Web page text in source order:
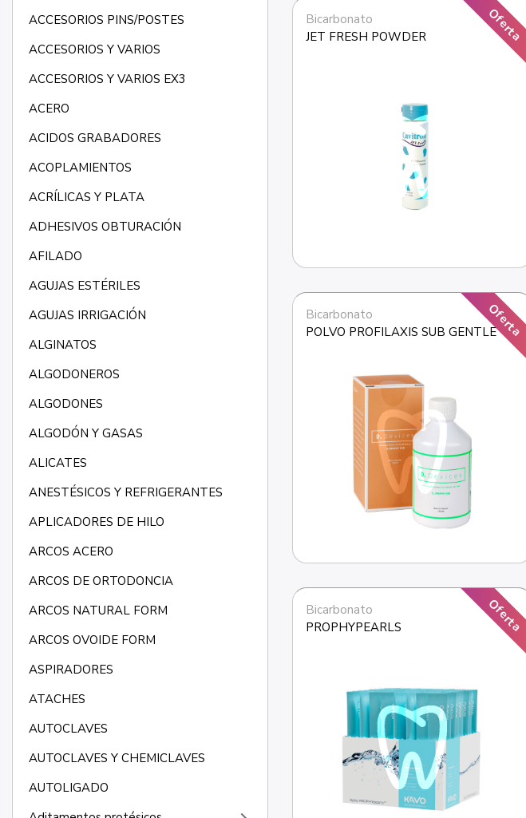
ACCESORIOS PINS/POSTES
ACCESORIOS Y VARIOS
ACCESORIOS Y VARIOS EX3
ACERO
ACIDOS GRABADORES
ACOPLAMIENTOS
ACRÍLICAS Y PLATA
ADHESIVOS OBTURACIÓN
AFILADO
AGUJAS ESTÉRILES
AGUJAS IRRIGACIÓN
ALGINATOS
ALGODONEROS
ALGODONES
ALGODÓN Y GASAS
ALICATES
ANESTÉSICOS Y REFRIGERANTES
APLICADORES DE HILO
ARCOS ACERO
ARCOS DE ORTODONCIA
ARCOS NATURAL FORM
ARCOS OVOIDE FORM
ASPIRADORES
ATACHES
AUTOCLAVES
AUTOCLAVES Y CHEMICLAVES
AUTOLIGADO
Oferta
Bicarbonato
JET FRESH POWDER
Oferta
Bicarbonato
POLVO PROFILAXIS SUB GENTLE
Oferta
Bicarbonato
PROPHYPEARLS